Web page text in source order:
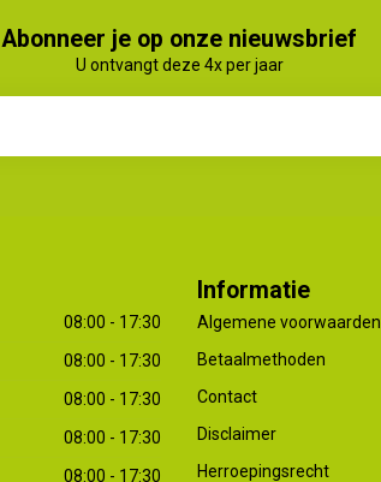
Abonneer je op onze nieuwsbrief
U ontvangt deze 4x per jaar
08:00 - 17:30
08:00 - 17:30
08:00 - 17:30
08:00 - 17:30
08:00 - 17:30
Informatie
Algemene voorwaarden
Betaalmethoden
Contact
Disclaimer
Herroepingsrecht